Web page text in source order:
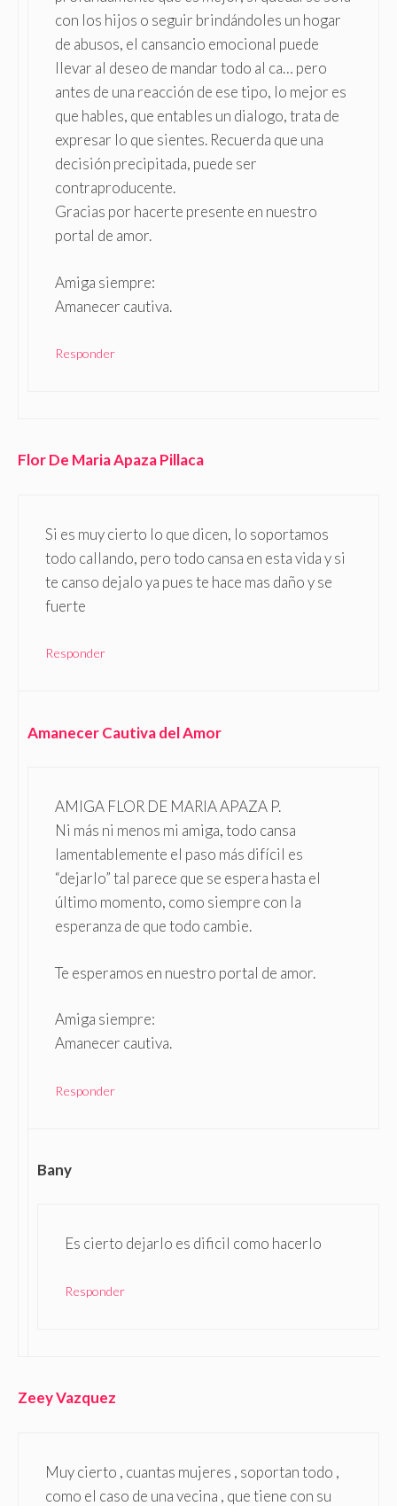
con los hijos o seguir brindándoles un hogar
de abusos, el cansancio emocional puede
llevar al deseo de mandar todo al ca… pero
antes de una reacción de ese tipo, lo mejor es
que hables, que entables un dialogo, trata de
expresar lo que sientes. Recuerda que una
decisión precipitada, puede ser
contraproducente.
Gracias por hacerte presente en nuestro
portal de amor.
Amiga siempre:
Amanecer cautiva.
Responder
Flor De Maria Apaza Pillaca
Si es muy cierto lo que dicen, lo soportamos
todo callando, pero todo cansa en esta vida y si
te canso dejalo ya pues te hace mas daño y se
fuerte
Responder
Amanecer Cautiva del Amor
AMIGA FLOR DE MARIA APAZA P.
Ni más ni menos mi amiga, todo cansa
lamentablemente el paso más difícil es
“dejarlo” tal parece que se espera hasta el
último momento, como siempre con la
esperanza de que todo cambie.
Te esperamos en nuestro portal de amor.
Amiga siempre:
Amanecer cautiva.
Responder
Bany
Es cierto dejarlo es dificil como hacerlo
Responder
Zeey Vazquez
Muy cierto , cuantas mujeres , soportan todo ,
como el caso de una vecina , que tiene con su